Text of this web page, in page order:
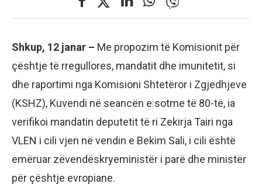
Shkup, 12 janar – Me propozim të Komisionit për
çështje të rregullores, mandatit dhe imunitetit, si
dhe raportimi nga Komisioni Shtetëror i Zgjedhjeve
(KSHZ), Kuvendi në seancën e sotme të 80-të, ia
verifikoi mandatin deputetit të ri Zekirja Tairi nga
VLEN i cili vjen në vendin e Bekim Sali, i cili është
emëruar zëvendëskryeministër i parë dhe ministër
për çështje evropiane.